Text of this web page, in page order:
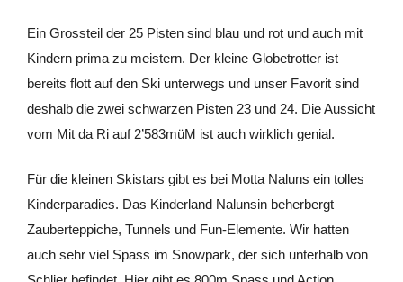
Ein Grossteil der 25 Pisten sind blau und rot und auch mit
Kindern prima zu meistern. Der kleine Globetrotter ist
bereits flott auf den Ski unterwegs und unser Favorit sind
deshalb die zwei schwarzen Pisten 23 und 24. Die Aussicht
vom Mit da Ri auf 2’583müM ist auch wirklich genial.
Für die kleinen Skistars gibt es bei Motta Naluns ein tolles
Kinderparadies. Das Kinderland Nalunsin beherbergt
Zauberteppiche, Tunnels und Fun-Elemente. Wir hatten
auch sehr viel Spass im Snowpark, der sich unterhalb von